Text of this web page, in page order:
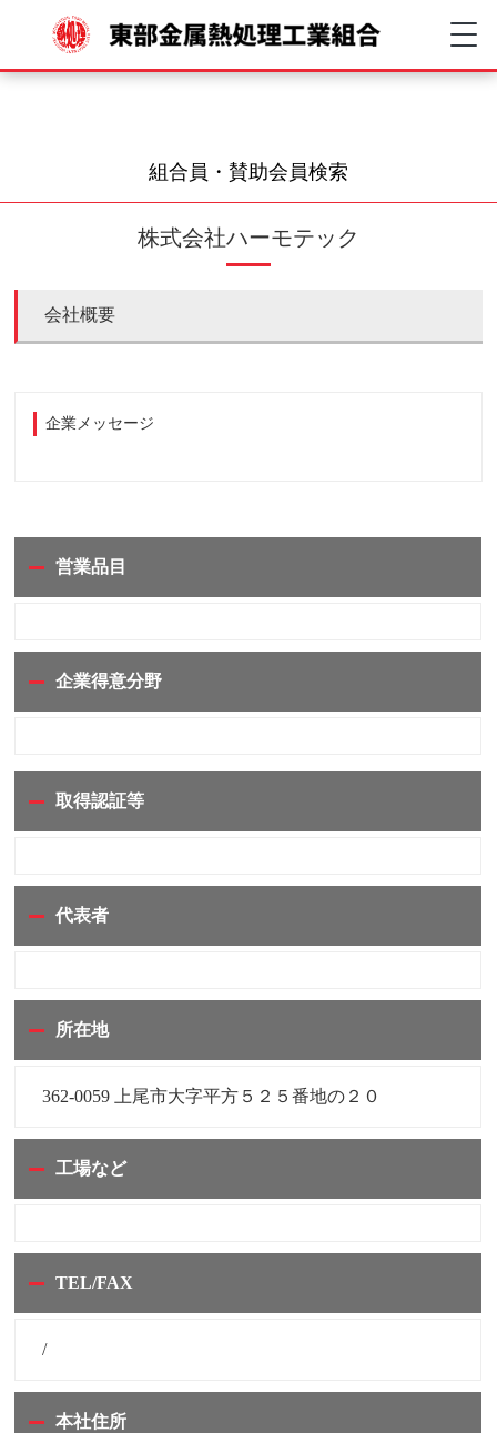
組合員・賛助会員検索
株式会社ハーモテック
会社概要
企業メッセージ
営業品目
企業得意分野
取得認証等
代表者
所在地
362-0059 上尾市大字平方５２５番地の２０
工場など
TEL/FAX
/
本社住所